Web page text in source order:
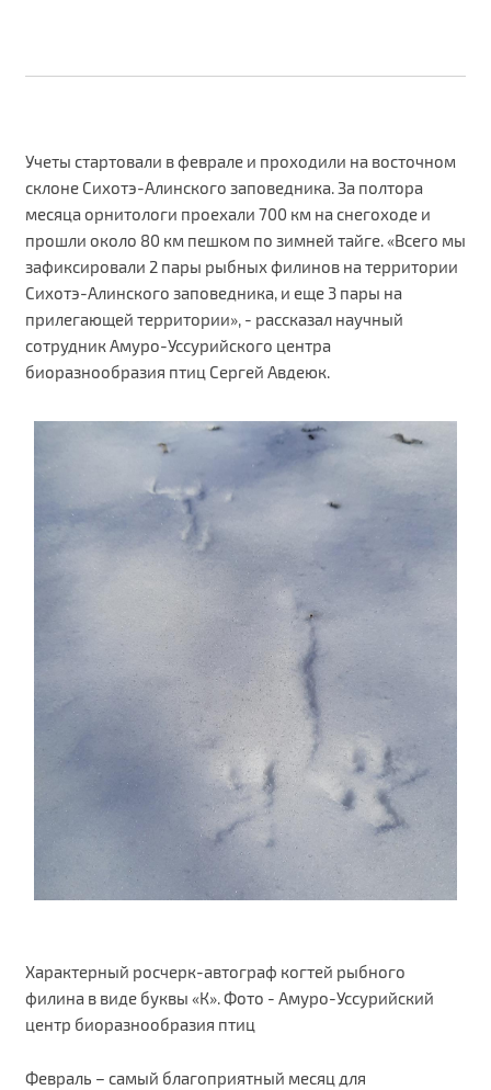
Учеты стартовали в феврале и проходили на восточном
склоне Сихотэ-Алинского заповедника. За полтора
месяца орнитологи проехали 700 км на снегоходе и
прошли около 80 км пешком по зимней тайге. «Всего мы
зафиксировали 2 пары рыбных филинов на территории
Сихотэ-Алинского заповедника, и еще 3 пары на
прилегающей территории», - рассказал научный
сотрудник Амуро-Уссурийского центра
биоразнообразия птиц Сергей Авдеюк.
Характерный росчерк-автограф когтей рыбного
филина в виде буквы «К». Фото - Амуро-Уссурийский
центр биоразнообразия птиц
Февраль – самый благоприятный месяц для